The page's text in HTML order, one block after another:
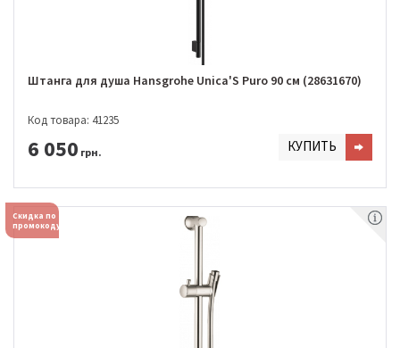
Штанга для душа Hansgrohe Unica'S Puro 90 см (28631670)
Код товара: 41235
6 050 грн. КУПИТЬ
Скидка по
промокоду